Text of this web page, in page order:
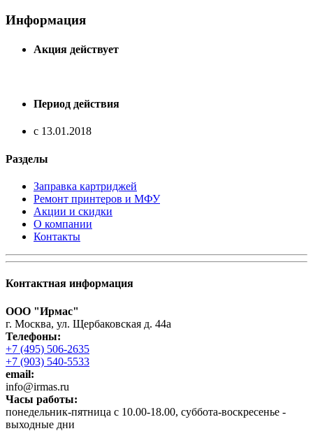
Информация
Акция действует
Период действия
с 13.01.2018
Разделы
Заправка картриджей
Ремонт принтеров и МФУ
Акции и скидки
О компании
Контакты
Контактная информация
ООО "Ирмас"
г. Москва, ул. Щербаковская д. 44а
Телефоны:
+7 (495) 506-2635
+7 (903) 540-5533
email:
infо@irmas.ru
Часы работы:
понедельник-пятница с 10.00-18.00, суббота-воскресенье -
выходные дни